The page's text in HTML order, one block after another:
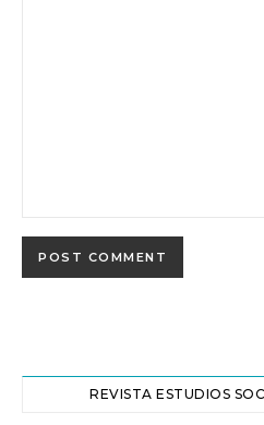
REVISTA ESTUDIOS